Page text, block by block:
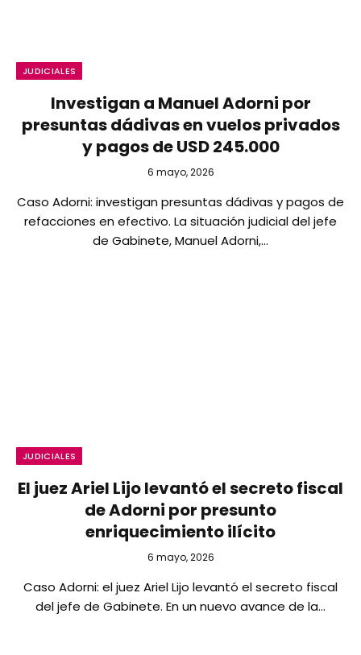
JUDICIALES
Investigan a Manuel Adorni por
presuntas dádivas en vuelos privados
y pagos de USD 245.000
6 mayo, 2026
Caso Adorni: investigan presuntas dádivas y pagos de
refacciones en efectivo. La situación judicial del jefe
de Gabinete, Manuel Adorni,…
JUDICIALES
El juez Ariel Lijo levantó el secreto fiscal
de Adorni por presunto
enriquecimiento ilícito
6 mayo, 2026
Caso Adorni: el juez Ariel Lijo levantó el secreto fiscal
del jefe de Gabinete. En un nuevo avance de la…